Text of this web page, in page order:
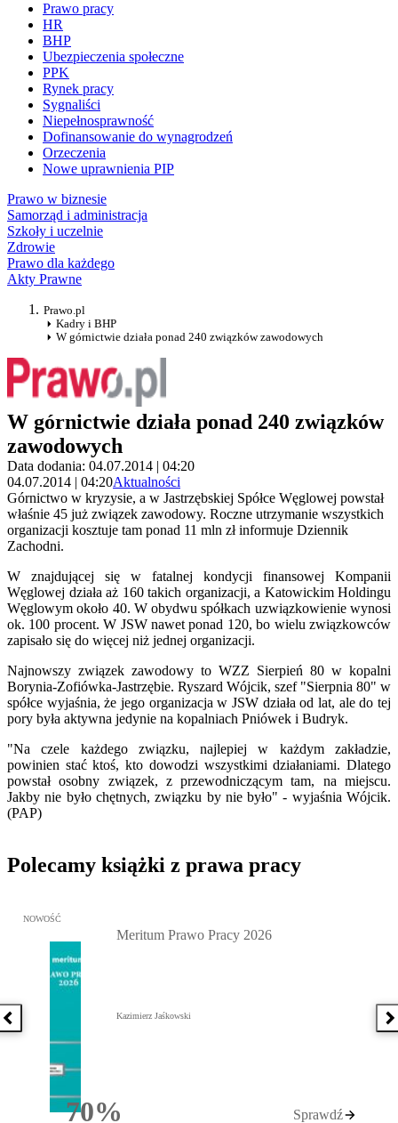
Prawo pracy
HR
BHP
Ubezpieczenia społeczne
PPK
Rynek pracy
Sygnaliści
Niepełnosprawność
Dofinansowanie do wynagrodzeń
Orzeczenia
Nowe uprawnienia PIP
Prawo w biznesie
Samorząd i administracja
Szkoły i uczelnie
Zdrowie
Prawo dla każdego
Akty Prawne
Prawo.pl
Kadry i BHP
W górnictwie działa ponad 240 związków zawodowych
W górnictwie działa ponad 240 związków
zawodowych
Data dodania: 04.07.2014 | 04:20
04.07.2014 | 04:20Aktualności
Górnictwo w kryzysie, a w Jastrzębskiej Spółce Węglowej powstał
właśnie 45 już związek zawodowy. Roczne utrzymanie wszystkich
organizacji kosztuje tam ponad 11 mln zł informuje Dziennik
Zachodni.
W znajdującej się w fatalnej kondycji finansowej Kompanii
Węglowej działa aż 160 takich organizacji, a Katowickim Holdingu
Węglowym około 40. W obydwu spółkach uzwiązkowienie wynosi
ok. 100 procent. W JSW nawet ponad 120, bo wielu związkowców
zapisało się do więcej niż jednej organizacji.
Najnowszy związek zawodowy to WZZ Sierpień 80 w kopalni
Borynia-Zofiówka-Jastrzębie. Ryszard Wójcik, szef "Sierpnia 80" w
spółce wyjaśnia, że jego organizacja w JSW działa od lat, ale do tej
pory była aktywna jedynie na kopalniach Pniówek i Budryk.
"Na czele każdego związku, najlepiej w każdym zakładzie,
powinien stać ktoś, kto dowodzi wszystkimi działaniami. Dlatego
powstał osobny związek, z przewodniczącym tam, na miejscu.
Jakby nie było chętnych, związku by nie było" - wyjaśnia Wójcik.
(PAP)
Polecamy książki z prawa pracy
Poprzednia książka
Przejdź do: Meritum Prawo Pracy 2026, Kazimierz Jaśkowski -
NOWOŚĆ
70%
Meritum Prawo Pracy 2026
Kazimierz Jaśkowski
Sprawdź